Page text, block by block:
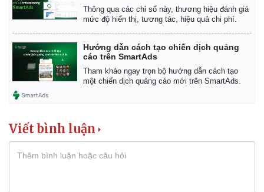
Thông qua các chỉ số này, thương hiệu đánh giá
mức độ hiển thị, tương tác, hiệu quả chi phí.
Hướng dẫn cách tạo chiến dịch quảng
cáo trên SmartAds
Tham khảo ngay trọn bộ hướng dẫn cách tạo
một chiến dịch quảng cáo mới trên SmartAds.
Viết bình luận